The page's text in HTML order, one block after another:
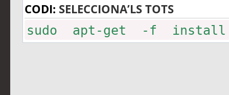
CODI: SELECCIONA’LS TOTS
sudo apt-get -f install